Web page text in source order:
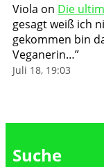
Viola on Die
gesagt weiß ich
gekommen bin
Veganerin…”
Juli 18, 19:03
Suche